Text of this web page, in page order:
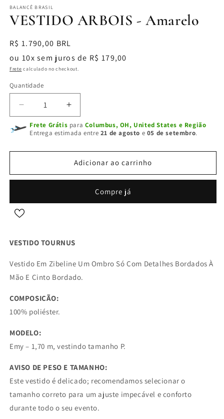
BALANCÊ BRASIL
VESTIDO ARBOIS - Amarelo
Preço
normal
R$ 1.790,00 BRL
ou 10x sem juros de R$ 179,00
Frete calculado no checkout.
Quantidade
Diminuir
a
quantidade
VESTIDO
-
Amarelo
Aumentar
a
quantidade
VESTIDO
ARBOIS
-
Amarelo
Frete Grátis para Columbus, OH, United States e Região
Entrega estimada entre 21 de agosto e 05 de setembro.
Adicionar ao carrinho
Compre já
VESTIDO TOURNUS
Vestido Em Zibeline Um Ombro Só Com Detalhes Bordados À
Mão E Cinto Bordado.
COMPOSIÇÃO:
100% poliéster.
MODELO:
Emy – 1,70 m, vestindo tamanho P.
AVISO DE PESO E TAMANHO:
Este vestido é delicado; recomendamos selecionar o
tamanho correto para um ajuste impecável e conforto
durante todo o seu evento.